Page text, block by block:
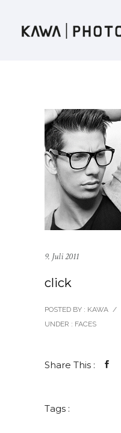
9. Juli 2011
click
POSTED BY : KAWA /
UNDER : FACES
Share This :
Tags :